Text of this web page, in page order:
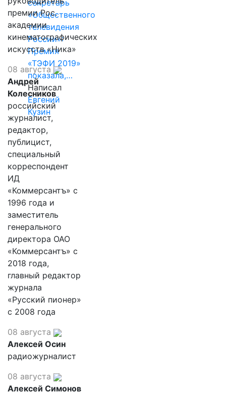
секретарь
«Общественного
телевидения
России»:
Премия
«ТЭФИ 2019»
показала,…
Написал
Евгений
Кузин
премии Рос.
академии
кинематографических
искусств «Ника»
08 августа
Андрей
Колесников
российский
журналист,
редактор,
публицист,
специальный
корреспондент
ИД
«Коммерсантъ» с
1996 года и
заместитель
генерального
директора ОАО
«Коммерсантъ» с
2018 года,
главный редактор
журнала
«Русский пионер»
с 2008 года
08 августа
Алексей Осин
радиожурналист
08 августа
Алексей Симонов